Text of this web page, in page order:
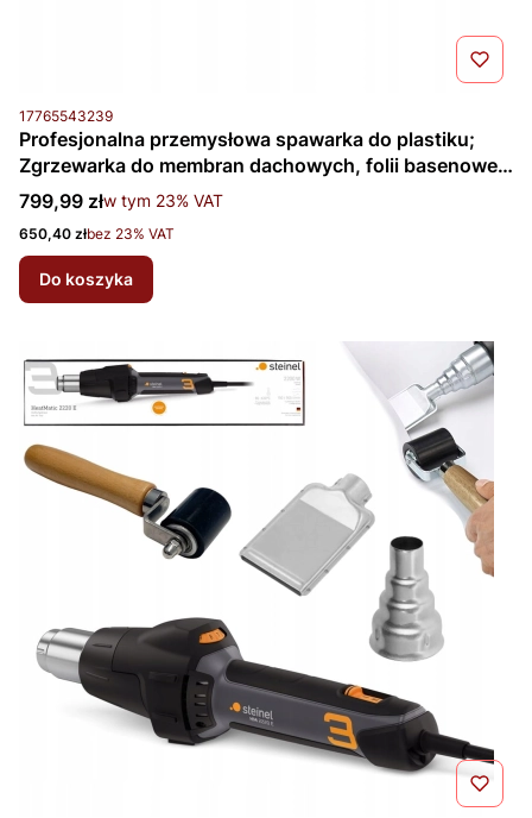
Kod produktu
17765543239
Profesjonalna przemysłowa spawarka do plastiku;
Zgrzewarka do membran dachowych, folii basenowej,
PCV, banerów i plandek — Steinel HM2220E (Z1)
Cena brutto
799,99 złw tym %s VAT
w tym 23% VAT
Cena netto
650,40 złbez 23% VAT
Do koszyka